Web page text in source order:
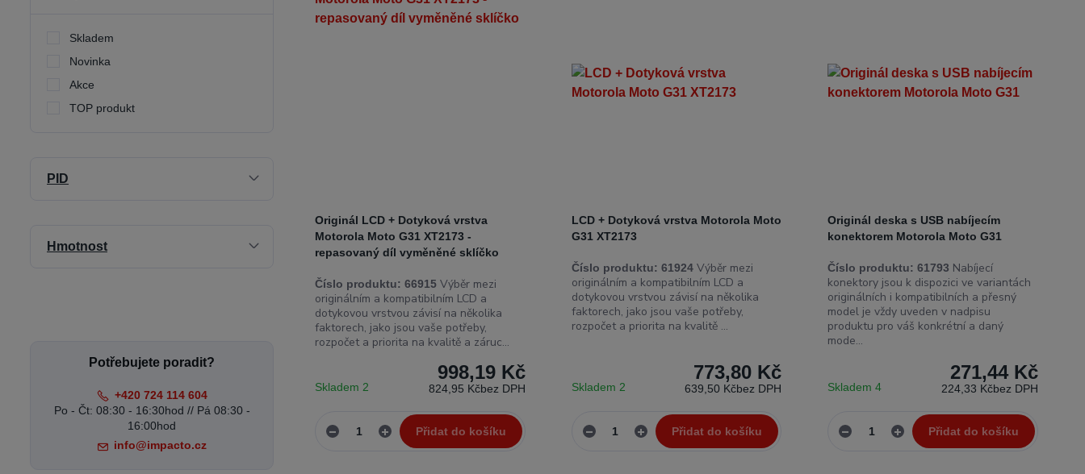
Originál LCD + Dotyková vrstva
Motorola Moto G31 XT2173 -
repasovaný díl vyměněné sklíčko
Číslo produktu: 66915 Výběr mezi
originálním a kompatibilním LCD a
dotykovou vrstvou závisí na několika
faktorech, jako jsou vaše potřeby,
rozpočet a priorita na kvalitě a záruc...
998,19 Kč
824,95 Kčbez DPH
Skladem 2
Přidat do košíku
LCD + Dotyková vrstva Motorola Moto
G31 XT2173
Číslo produktu: 61924Výběr mezi
originálním a kompatibilním LCD a
dotykovou vrstvou závisí na několika
faktorech, jako jsou vaše potřeby,
rozpočet a priorita na kvalitě ...
773,80 Kč
639,50 Kčbez DPH
Skladem 2
Přidat do košíku
Originál deska s USB nabíjecím
konektorem Motorola Moto G31
Číslo produktu: 61793 Nabíjecí
konektory jsou k dispozici ve variantách
originálních i kompatibilních a přesný
model je vždy uveden v nadpisu
produktu pro váš konkrétní a daný
mode...
271,44 Kč
224,33 Kčbez DPH
Skladem 4
Přidat do košíku
Skladem
Novinka
Akce
TOP produkt
PID
Hmotnost
Potřebujete poradit?
+420 724 114 604
Po - Čt: 08:30 - 16:30hod // Pá 08:30 -
16:00hod
info@impacto.cz